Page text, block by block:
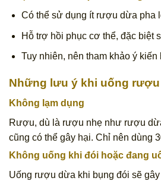
Có thể sử dụng ít rượu dừa pha
Hỗ trợ hồi phục cơ thể, đặc biệt
Tuy nhiên, nên tham khảo ý
Những lưu ý khi uống
Không lạm dụng
Rượu, dù là rượu nhẹ như rượu
cũng có thể gây hại. Chỉ nên dùng
Không uống khi đói hoặc đang
Uống rượu dừa khi bụng đói sẽ